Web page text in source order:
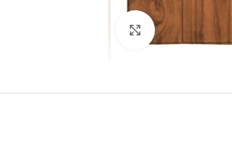
Click to enlarge